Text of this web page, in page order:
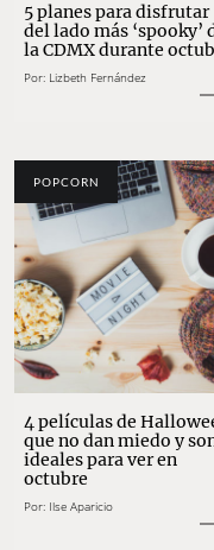
5 planes para disfrutar
del lado más ‘spooky’
la CDMX durante
Por: Lizbeth Fernández
POPCORN
4 películas de
que no dan miedo y
ideales para ver en
octubre
Por: Ilse Aparicio